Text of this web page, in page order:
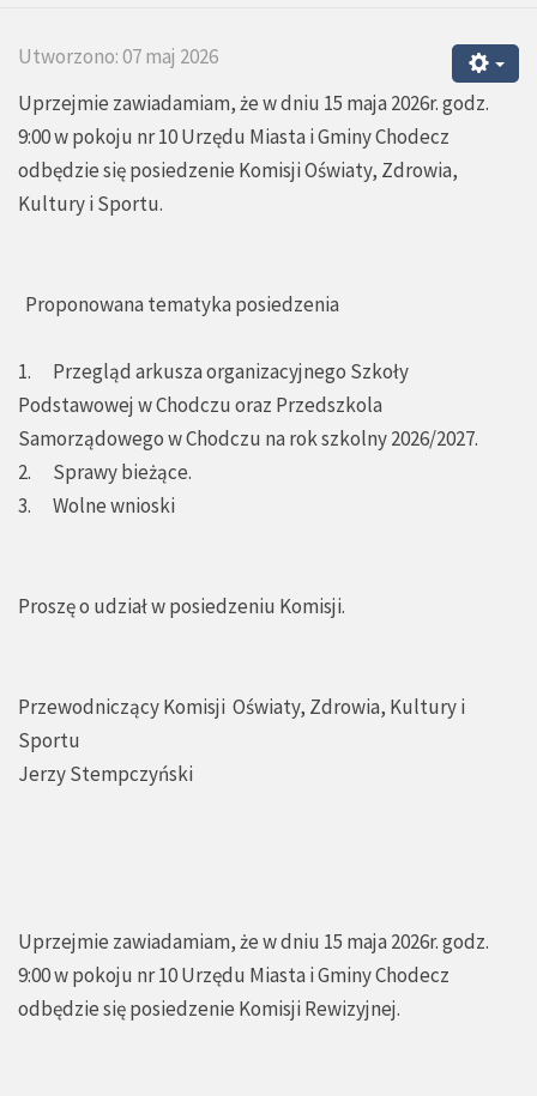
Utworzono: 07 maj 2026
Uprzejmie zawiadamiam, że w dniu 15 maja 2026r. godz.
9:00 w pokoju nr 10 Urzędu Miasta i Gminy Chodecz
odbędzie się posiedzenie Komisji Oświaty, Zdrowia,
Kultury i Sportu.
Proponowana tematyka posiedzenia
1. Przegląd arkusza organizacyjnego Szkoły
Podstawowej w Chodczu oraz Przedszkola
Samorządowego w Chodczu na rok szkolny 2026/2027.
2. Sprawy bieżące.
3. Wolne wnioski
Proszę o udział w posiedzeniu Komisji.
Przewodniczący Komisji Oświaty, Zdrowia, Kultury i
Sportu
Jerzy Stempczyński
Uprzejmie zawiadamiam, że w dniu 15 maja 2026r. godz.
9:00 w pokoju nr 10 Urzędu Miasta i Gminy Chodecz
odbędzie się posiedzenie Komisji Rewizyjnej.